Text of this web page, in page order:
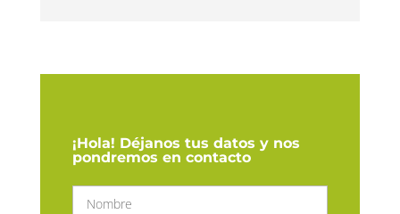
¡Hola! Déjanos tus datos y nos
pondremos en contacto